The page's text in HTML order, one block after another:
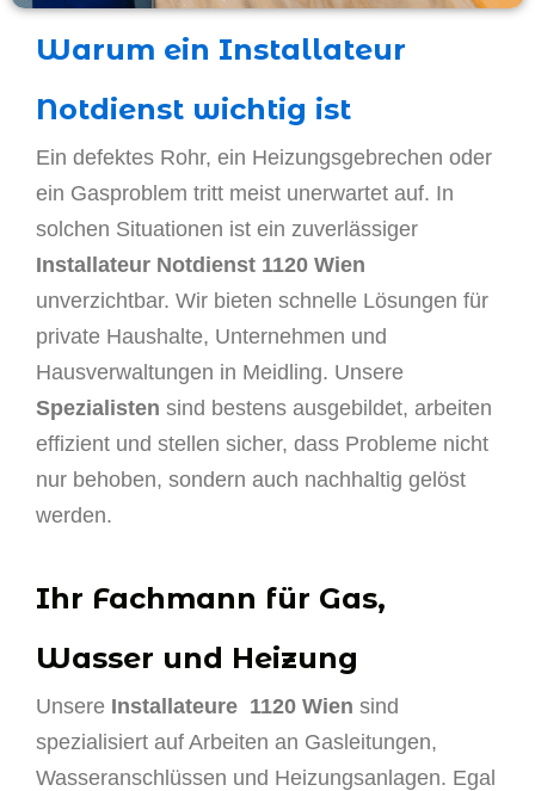
Warum ein Installateur
Notdienst wichtig ist
Ein defektes Rohr, ein Heizungsgebrechen oder
ein Gasproblem tritt meist unerwartet auf. In
solchen Situationen ist ein zuverlässiger
Installateur Notdienst 1120 Wien
unverzichtbar. Wir bieten schnelle Lösungen für
private Haushalte, Unternehmen und
Hausverwaltungen in Meidling. Unsere
Spezialisten sind bestens ausgebildet, arbeiten
effizient und stellen sicher, dass Probleme nicht
nur behoben, sondern auch nachhaltig gelöst
werden.
Ihr Fachmann für Gas,
Wasser und Heizung
Unsere Installateure 1120 Wien sind
spezialisiert auf Arbeiten an Gasleitungen,
Wasseranschlüssen und Heizungsanlagen. Egal